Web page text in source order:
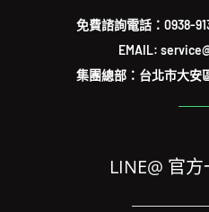
EMAIL:
集團總部：台北市大安